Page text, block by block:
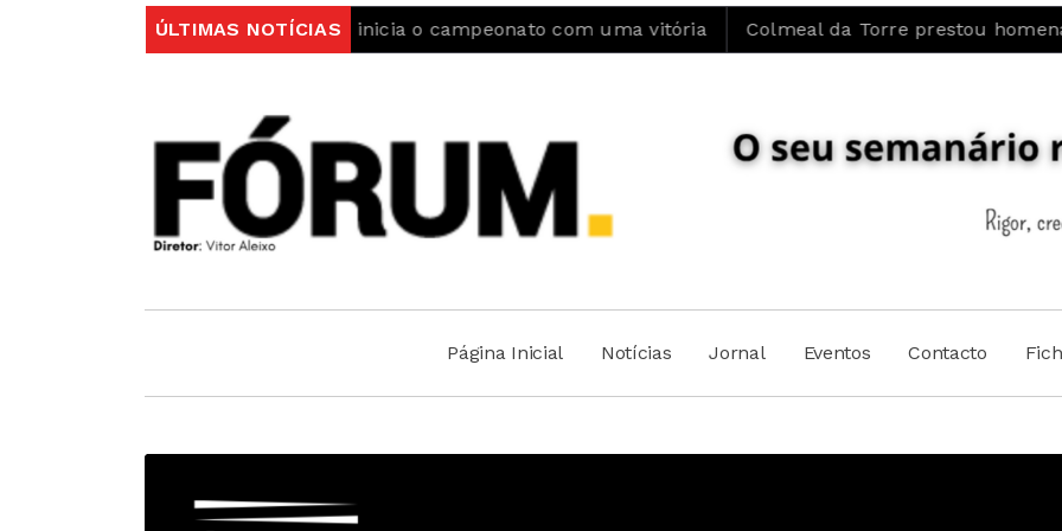
ÚLTIMAS NOTÍCIAS
Sporting da Covilhã inicia o campeonato com uma vitória Colmeal da Torre prestou homenagem ao
Página Inicial Notícias Jornal Eventos Contacto